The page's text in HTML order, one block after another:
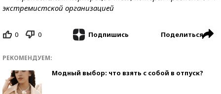
экстремистской организацией
0 0 Подпишись Поделиться
РЕКОМЕНДУЕМ:
Модный выбор: что взять с собой в отпуск?